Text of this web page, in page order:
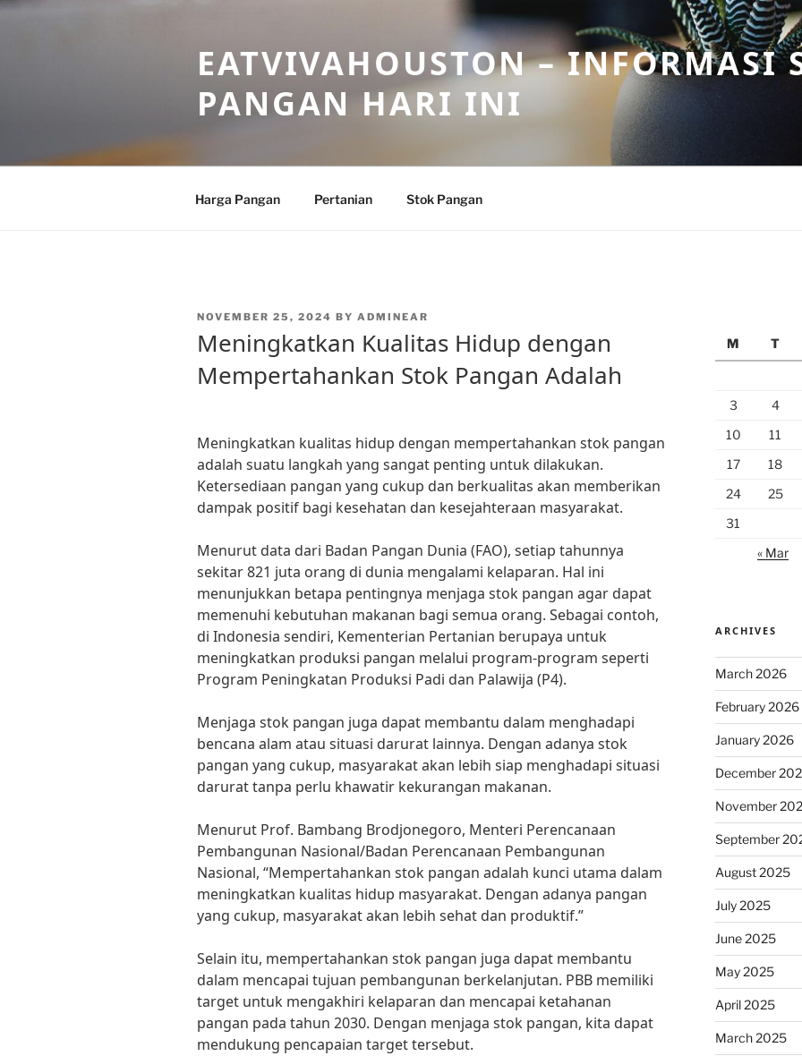
Skip
EATVIVAHOUSTON – INFORMASI
PANGAN HARI INI
Harga Pangan Pertanian Stok Pangan
POSTED
NOVEMBER 25, 2024 BY ADMINEAR
Meningkatkan Kualitas Hidup dengan
Mempertahankan Stok Pangan Adalah
Meningkatkan kualitas hidup dengan mempertahankan stok pangan
adalah suatu langkah yang sangat penting untuk dilakukan.
Ketersediaan pangan yang cukup dan berkualitas akan memberikan
dampak positif bagi kesehatan dan kesejahteraan masyarakat.
Menurut data dari Badan Pangan Dunia (FAO), setiap tahunnya
sekitar 821 juta orang di dunia mengalami kelaparan. Hal ini
menunjukkan betapa pentingnya menjaga stok pangan agar dapat
memenuhi kebutuhan makanan bagi semua orang. Sebagai contoh,
di Indonesia sendiri, Kementerian Pertanian berupaya untuk
meningkatkan produksi pangan melalui program-program seperti
Program Peningkatan Produksi Padi dan Palawija (P4).
Menjaga stok pangan juga dapat membantu dalam menghadapi
bencana alam atau situasi darurat lainnya. Dengan adanya stok
pangan yang cukup, masyarakat akan lebih siap menghadapi situasi
darurat tanpa perlu khawatir kekurangan makanan.
Menurut Prof. Bambang Brodjonegoro, Menteri Perencanaan
Pembangunan Nasional/Badan Perencanaan Pembangunan
Nasional, “Mempertahankan stok pangan adalah kunci utama dalam
meningkatkan kualitas hidup masyarakat. Dengan adanya pangan
yang cukup, masyarakat akan lebih sehat dan produktif.”
Selain itu, mempertahankan stok pangan juga dapat membantu
dalam mencapai tujuan pembangunan berkelanjutan. PBB memiliki
target untuk mengakhiri kelaparan dan mencapai ketahanan
pangan pada tahun 2030. Dengan menjaga stok pangan, kita dapat
mendukung pencapaian target tersebut.
M
T
3
4
10
11
17
18
24
25
31
« Mar
ARCHIVES
March 2026
February 2026
January 2026
December
November
September
August 2025
July 2025
June 2025
May 2025
April 2025
March 2025